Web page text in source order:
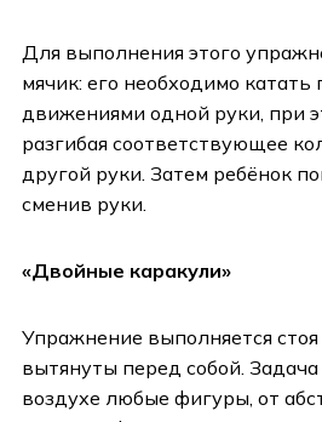
Для выполнения этого
мячик: его необходимо катать
движениями одной руки, при
разгибая соответствующее
другой руки. Затем ребёнок
сменив руки.
«Двойные каракули»
Упражнение выполняется
вытянуты перед собой.
воздухе любые фигуры, от